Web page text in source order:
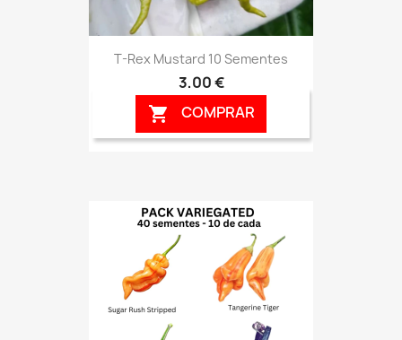
T-Rex Mustard 10 Sementes
3,00 €
 COMPRAR